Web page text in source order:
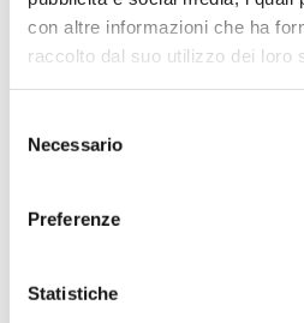
con altre informazioni che ha
raccolto dal suo utilizzo dei loro
delNecessario
Preferenze
Statistiche
smaltimento e a tutti i
Le auto ecologiche
soluzione per contrastare
funzionano a combustione
COMPILA IL
TUOI DATI
LA TUA